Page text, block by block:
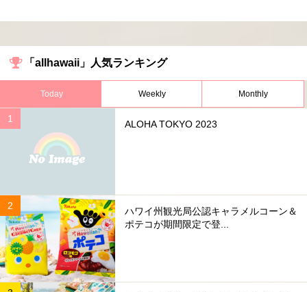
「allhawaii」人気ランキング
Today Weekly Monthly
ALOHA TOKYO 2023
ハワイ州観光局公認キャラメルコーン＆
ポテコが期間限定で登...